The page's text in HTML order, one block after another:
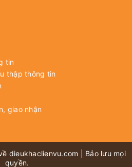
tin
thập thông tin
giao nhận
dieukhaclienvu.com | Bảo lưu mọi
quyền.